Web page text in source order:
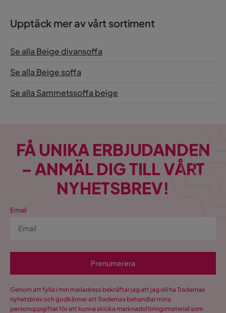
Upptäck mer av vårt sortiment
Se alla Beige divansoffa
Se alla Beige soffa
Se alla Sammetssoffa beige
FÅ UNIKA ERBJUDANDEN
– ANMÄL DIG TILL VÅRT
NYHETSBREV!
Email
Prenumerera
Genom att fylla i min mailadress bekräftar jag att jag vill ha Trademax
nyhetsbrev och godkänner att Trademax behandlar mina
personuppgifter för att kunna skicka marknadsföringsmaterial som